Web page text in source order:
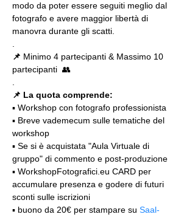
modo da poter essere seguiti meglio dal
fotografo e avere maggior libertà di
manovra durante gli scatti.
📌 Minimo 4 partecipanti & Massimo 10
partecipanti  👥
📌 La quota comprende:
▪️ Workshop con fotografo professionista
▪️ Breve vademecum sulle tematiche del
workshop
▪️ Se si è acquistata "Aula Virtuale di
gruppo" di commento e post-produzione
▪️ WorkshopFotografici.eu CARD per
accumulare presenza e godere di futuri
sconti sulle iscrizioni
▪️ buono da 20€ per stampare su Saal-